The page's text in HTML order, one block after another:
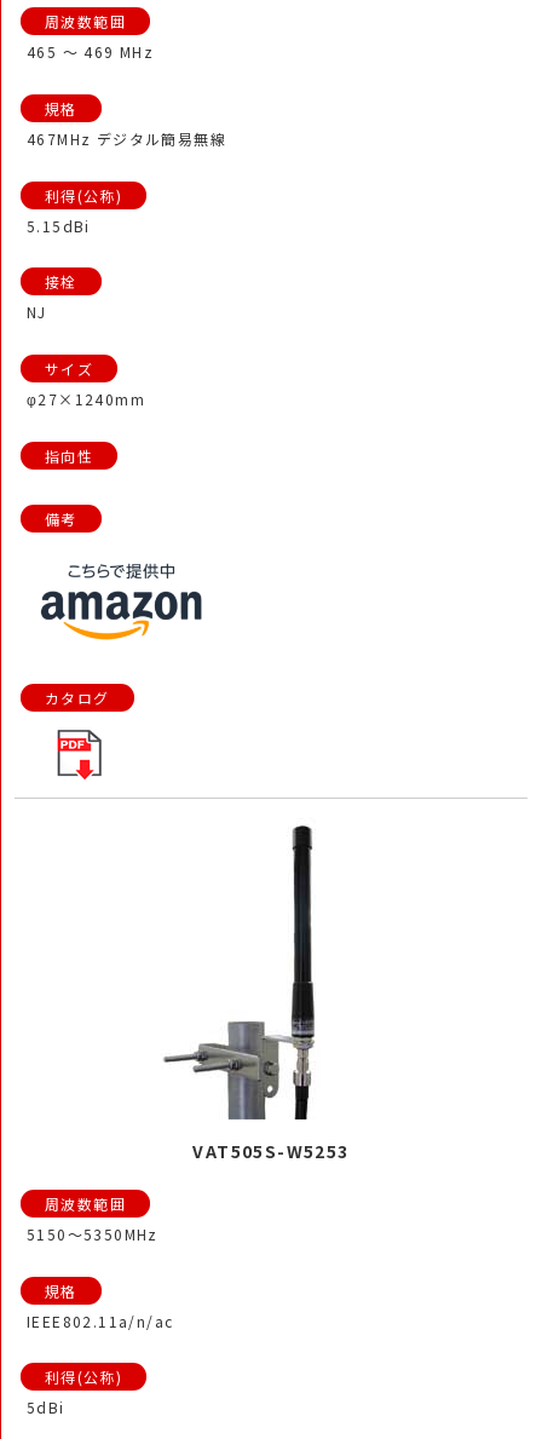
465 ～ 469 MHz
467MHz デジタル簡易無線
5.15dBi
NJ
φ27×1240mm
VAT505S-W5253
5150～5350MHz
IEEE802.11a/n/ac
5dBi